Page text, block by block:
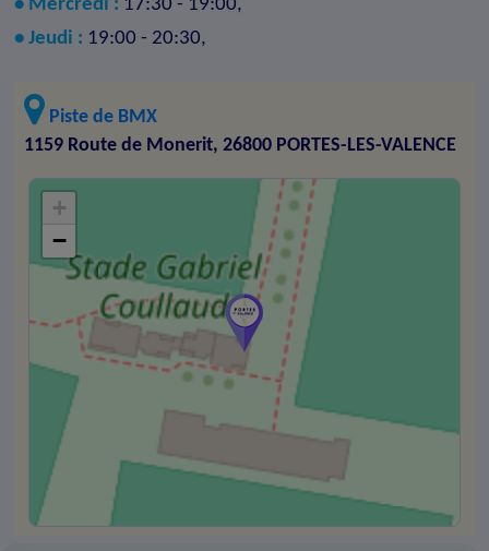
• Mercredi : 17:30 - 19:00,
• Jeudi : 19:00 - 20:30,
Piste de BMX
1159 Route de Monerit, 26800 PORTES-LES-VALENCE
+
−